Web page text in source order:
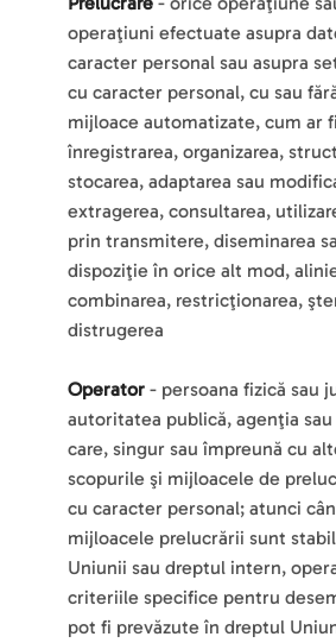
operaţiuni efectuate asupra
caracter personal sau asupra
cu caracter personal, cu sau
mijloace automatizate, cum ar
înregistrarea, organizarea,
stocarea, adaptarea sau
extragerea, consultarea,
prin transmitere, diseminarea
dispoziţie în orice alt mod,
combinarea, restricţionarea,
distrugerea
Operator - persoana fizică sau
autoritatea publică, agenţia
care, singur sau împreună cu
scopurile şi mijloacele de
cu caracter personal; atunci
mijloacele prelucrării sunt
Uniunii sau dreptul intern,
criteriile specifice pentru
pot fi prevăzute în dreptul